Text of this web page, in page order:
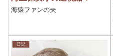
海猿ファンの夫
日記